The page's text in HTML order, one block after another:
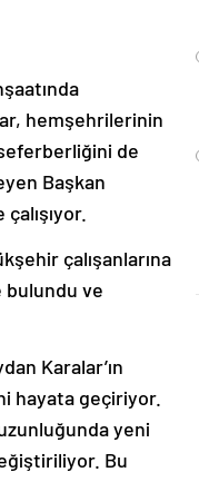
hemşehrilerinin
de
Başkan
çalışanlarına
bulundu ve
Karalar’ın
hayata geçiriyor.
yeni
Bu